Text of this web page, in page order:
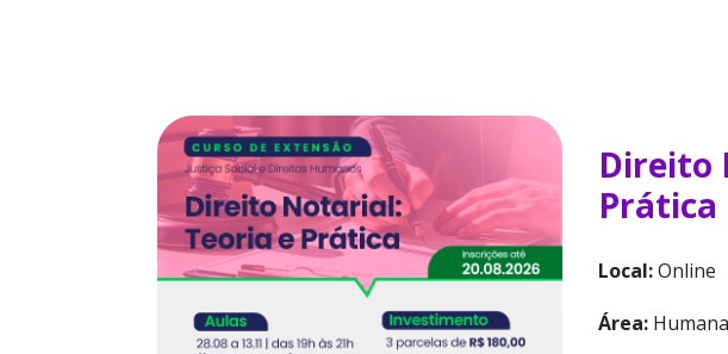
Direito
Prática
Local:Online
Área: